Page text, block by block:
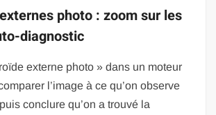
photo : zoom sur les
diagnostic
externe photo » dans un moteur
l’image à ce qu’on observe
conclure qu’on a trouvé la